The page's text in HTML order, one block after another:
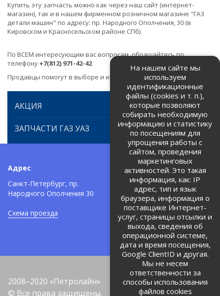
Купить эту запчасть можно как через наш сайт (интернет-
магазин), так и в нашем фирменном розничном магазине "ГАЗ
детали машин" по адресу: пр. Народного Ополчения, 30 (в
Кировском и Красносельском районе СПб).
По ВСЕМ интересующим вас вопросам, обращайтесь по
телефону +7(812) 971-42-42
Продавцы помогут в выборе и идентификации товара.
АКЦИЯ
ЗАПЧАСТИ ГАЗ УАЗ
Адрес
Санкт-Петербург, пр.
Народного Ополчения 30
Схема проезда
Телефоны:
+7 (812) 971-42-42
Политика об обработке и
защите персональных данных
Соглашение на обработку
персональных данных
2008–2020 «Петролайн»
© Все права защищены.
На нашем сайте мы
используем
идентификационные
файлы (cookies и т. п.),
которые позволяют
собирать необходимую
информацию и статистику
по посещениям для
упрощения работы с
сайтом, проведения
маркетинговых
активностей. Это такая
информация, как: IP
адрес, тип и язык
браузера, информация о
поставщике Интернет-
услуг, страницы отсылки и
выхода, сведения об
операционной системе,
дата и время посещения,
Google ClientID и другая.
Мы не несем
ответственности за
способы использования
файлов cookies